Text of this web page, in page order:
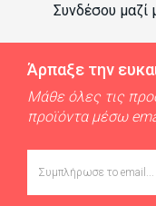
Συνδέσου μαζί
Άρπαξε την
Μάθε όλες τις
προϊόντα μέσω